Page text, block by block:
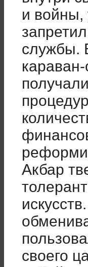
и войны,
службы.
Акбар
своего